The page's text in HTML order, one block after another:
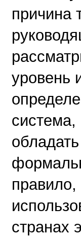
причина
уровень
система,
странах